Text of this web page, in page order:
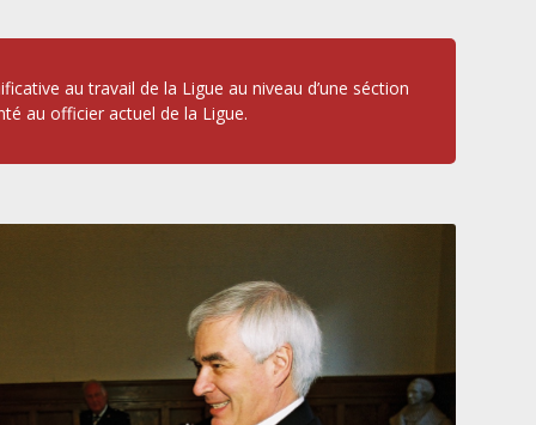
au travail de la Ligue au niveau d’une séction
au officier actuel de la Ligue.